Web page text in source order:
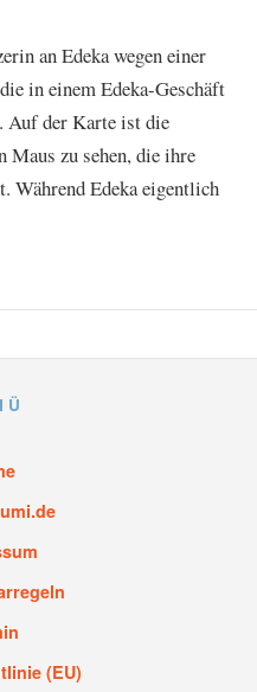
an Edeka wegen einer
in einem Edeka-Geschäft
Auf der Karte ist die
Maus zu sehen, die ihre
Während Edeka eigentlich
(EU)